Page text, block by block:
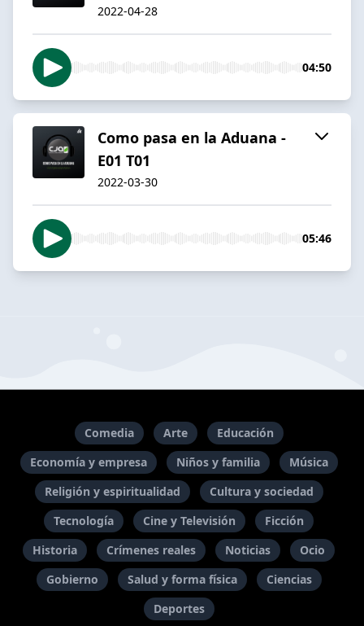
2022-04-28
04:50
Como pasa en la Aduana -
E01 T01
2022-03-30
05:46
Comedia Arte
Educación
Economía y empresa
Niños y familia
Música
Religión y espiritualidad
Cultura y sociedad
Tecnología
Cine y Televisión
Ficción
Historia
Crímenes reales Noticias
Ocio
Gobierno
Salud y forma física
Ciencias
Deportes